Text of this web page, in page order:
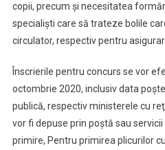
copii, precum și necesitatea
specialiști care să trateze bolile
circulator, respectiv pentru
Înscrierile pentru concurs se vor
octombrie 2020, inclusiv data
publică, respectiv ministerele cu
vor fi depuse prin poştă sau
primire, Pentru primirea plicurilor